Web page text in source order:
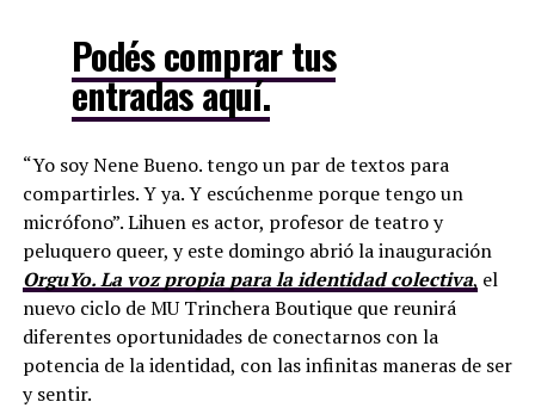
Podés comprar tus
entradas aquí.
“Yo soy Nene Bueno. tengo un par de textos para
compartirles. Y ya. Y escúchenme porque tengo un
micrófono”. Lihuen es actor, profesor de teatro y
peluquero queer, y este domingo abrió la inauguración
OrguYo. La voz propia para la identidad colectiva, el
nuevo ciclo de MU Trinchera Boutique que reunirá
diferentes oportunidades de conectarnos con la
potencia de la identidad, con las infinitas maneras de ser
y sentir.